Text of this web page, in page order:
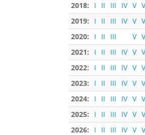
2018:
I II III IV V
2019:
I II III IV V
2020:
I II III V
2021:
I II III IV V
2022:
I II III IV V
2023:
I II III IV V
2024:
I II III IV V
2025:
I II III IV V
2026:
I II III IV V